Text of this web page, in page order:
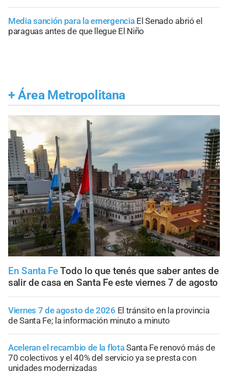
Media sanción para la emergencia El Senado abrió el
paraguas antes de que llegue El Niño
+ Área Metropolitana
En Santa FeTodo lo que tenés que saber antes de
salir de casa en Santa Fe este viernes 7 de agosto
Viernes 7 de agosto de 2026 El tránsito en la provincia
de Santa Fe; la información minuto a minuto
Aceleran el recambio de la flotaSanta Fe renovó más de
70 colectivos y el 40% del servicio ya se presta con
unidades modernizadas